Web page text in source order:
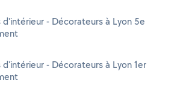
- Décorateurs à Lyon 5e
- Décorateurs à Lyon 1er